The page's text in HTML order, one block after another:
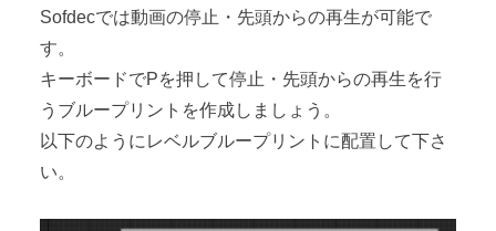
Sofdecでは動画の停止・先頭からの再生が可能で
す。
キーボードでPを押して停止・先頭からの再生を行
うブループリントを作成しましょう。
以下のようにレベルブループリントに配置して下さ
い。